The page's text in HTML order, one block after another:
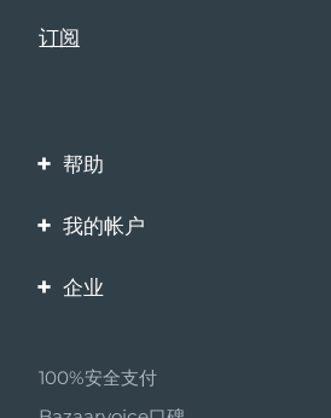
帮助
联系我们
保修与退换货
我的帐户
产品注册
企业
伙伴计划
100%安全支付